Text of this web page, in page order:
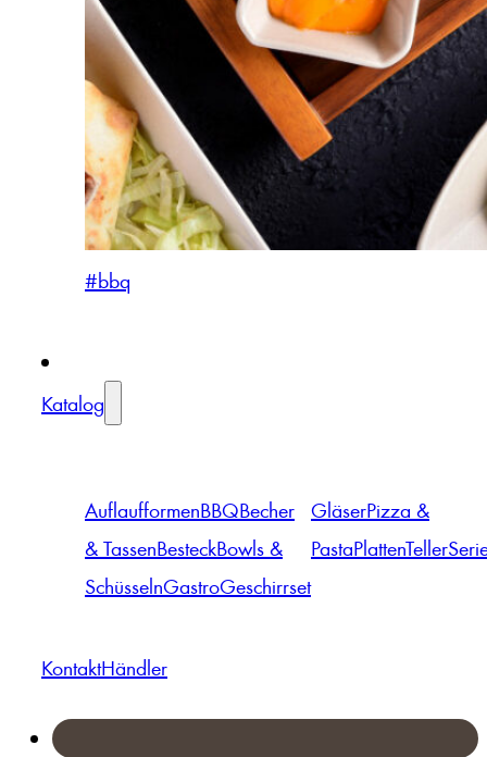
#bbq
Katalog
AuflaufformenBBQBecher
& TassenBesteckBowls &
SchüsselnGastroGeschirrset
GläserPizza &
PastaPlattenTeller
KontaktHändler